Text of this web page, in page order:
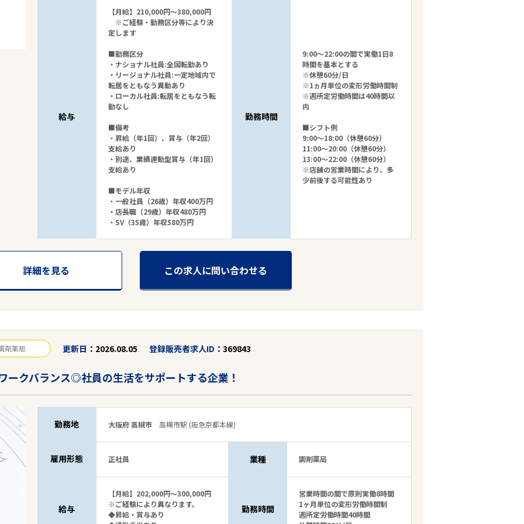
32件から検索する
給与
【月給】210,000円～380,000円
※ご経験・勤務区分等により決
定します
■勤務区分
・ナショナル社員:全国転勤あり
・リージョナル社員:一定地域内で
転居をともなう異動あり
・ローカル社員:転居をともなう転
勤なし
■備考
・昇給（年1回）、賞与（年2回）
支給あり
・別途、業績連動型賞与（年1回）
支給あり
■モデル年収
・一般社員（26歳）年収400万円
・店長職（29歳）年収480万円
・SV（35歳）年収580万円
勤務時間
9:00～22:00の間で実働1日8
時間を基本とする
※休憩60分/日
※1ヵ月単位の変形労働時間制
※週所定労働時間は40時間以
内
■シフト例
9:00～18:00（休憩60分）
11:00～20:00（休憩60分）
13:00～22:00（休憩60分）
※店舗の営業時間により、多
少前後する可能性あり
詳細を見る この求人に問い合わせる
剤薬局 更新日 2026.08.05 登録販売者求人ID 369843
クバランス◎社員の生活をサポートする企業！
勤務地 大阪府 高槻市 高槻市駅 (阪急京都本線)
雇用形態 正社員 業種 調剤薬局
給与
【月給】202,000円～300,000円
※ご経験により異なります。
◆昇給・賞与あり
勤務時間
営業時間の間で原則実働8時間
1ヶ月単位の変形労働時間制
週所定労働時間40時間